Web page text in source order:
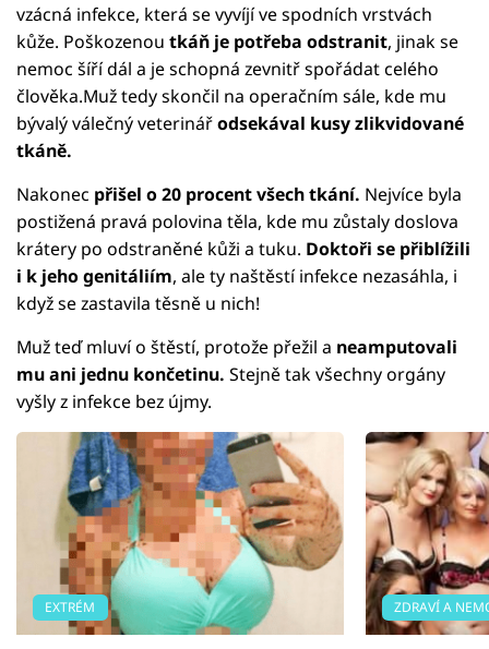
vzácná infekce, která se vyvíjí ve spodních vrstvách
kůže. Poškozenou tkáň je potřeba odstranit, jinak se
nemoc šíří dál a je schopná zevnitř spořádat celého
člověka.Muž tedy skončil na operačním sále, kde mu
bývalý válečný veterinářodsekával kusy zlikvidované
tkáně.
Nakonec přišel o 20 procent všech tkání. Nejvíce byla
postižená pravá polovina těla, kde mu zůstaly doslova
krátery po odstraněné kůži a tuku. Doktoři se přiblížili
i k jeho genitáliím, ale ty naštěstí infekce nezasáhla, i
když se zastavila těsně u nich!
Muž teď mluví o štěstí, protože přežil a neamputovali
mu ani jednu končetinu. Stejně tak všechny orgány
vyšly z infekce bez újmy.
EXTRÉM ZDRAVÍ A